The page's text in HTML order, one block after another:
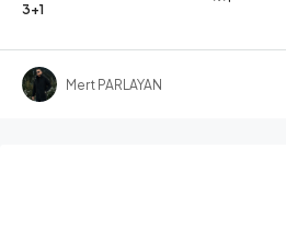
3+1
Mert PARLAYAN